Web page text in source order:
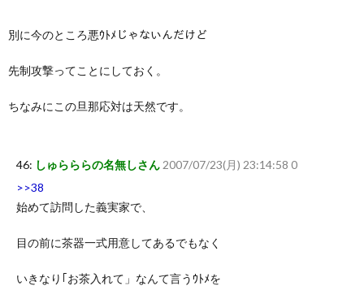
別に今のところ悪ｳﾄﾒじゃないんだけど
先制攻撃ってことにしておく。
ちなみにこの旦那応対は天然です。
46: しゅらららの名無しさん 2007/07/23(月) 23:14:58 0
>>38
始めて訪問した義実家で、
目の前に茶器一式用意してあるでもなく
いきなり｢お茶入れて」なんて言うｳﾄﾒを